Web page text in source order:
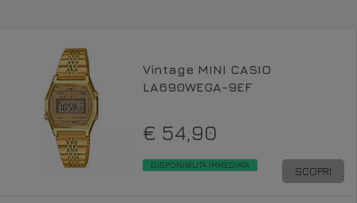
Vintage MINI CASIO
LA690WEGA-9EF
€ 54,90
DISPONIBILITÀ IMMEDIATA SCOPRI